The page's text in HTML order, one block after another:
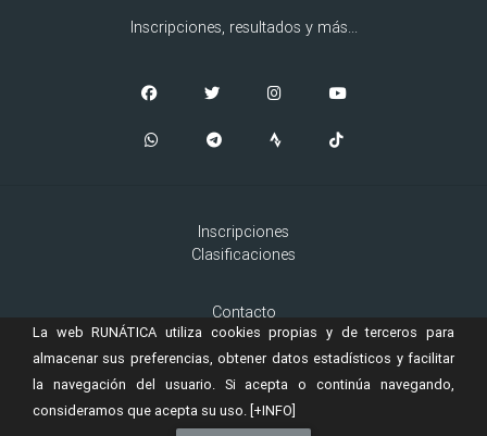
Inscripciones, resultados y más...
Inscripciones
Clasificaciones
Contacto
Aviso Legal
Cookies
La web RUNÁTICA utiliza cookies propias y de terceros para
almacenar sus preferencias, obtener datos estadísticos y facilitar
la navegación del usuario. Si acepta o continúa navegando,
consideramos que acepta su uso. [+INFO]